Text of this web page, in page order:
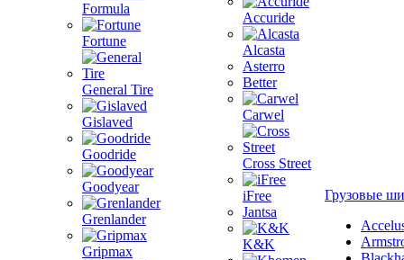
Formula
Fortune
General Tire
Gislaved
Goodride
Goodyear
Grenlander
Gripmax
Accuride
Alcasta
Asterro
Better
Carwel
Cross Street
iFree
Jantsa
K&K
Грузовые